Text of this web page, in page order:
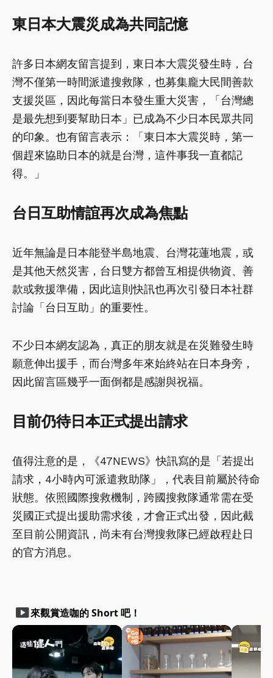
東日本大震災成為共同記憶
許多日本網友留言提到，東日本大震災發生時，台
灣不僅第一時間派遣搜救隊，也募集龐大民間善款
支援災區，因此每當日本發生重大災害，「台灣總
是最先想到要幫助日本」已成為不少日本民眾共同
的印象。也有留言表示：「東日本大震災時，第一
個趕來協助日本的就是台灣，這件事我一直都記
得。」
台日互助情誼再次成為焦點
近年無論是日本能登半島地震、台灣花蓮地震，或
是其他天然災害，台日雙方都曾互相提供物資、善
款或救援準備，因此這則快訊也再次引發日本社群
討論「台日互助」的重要性。
不少日本網友認為，真正的朋友就是在災難發生時
願意伸出援手，而台灣多年來始終站在日本身旁，
因此留言區幾乎一面倒都是感謝與祝福。
目前仍待日本正式提出請求
值得注意的是，《47NEWS》快訊寫的是「若提出
請求，4小時內可派遣救助隊」，代表目前屬於待命
狀態。依照國際搜救機制，跨國搜救隊通常需在受
災國正式提出援助需求後，才會正式出發，因此截
至目前公開資訊，尚未有台灣搜救隊已經啟程赴日
的官方消息。
smart_display來觀賞造咖的 Short 吧！